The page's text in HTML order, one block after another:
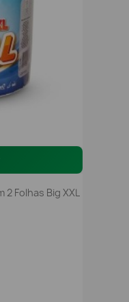
2 Folhas Big XXL